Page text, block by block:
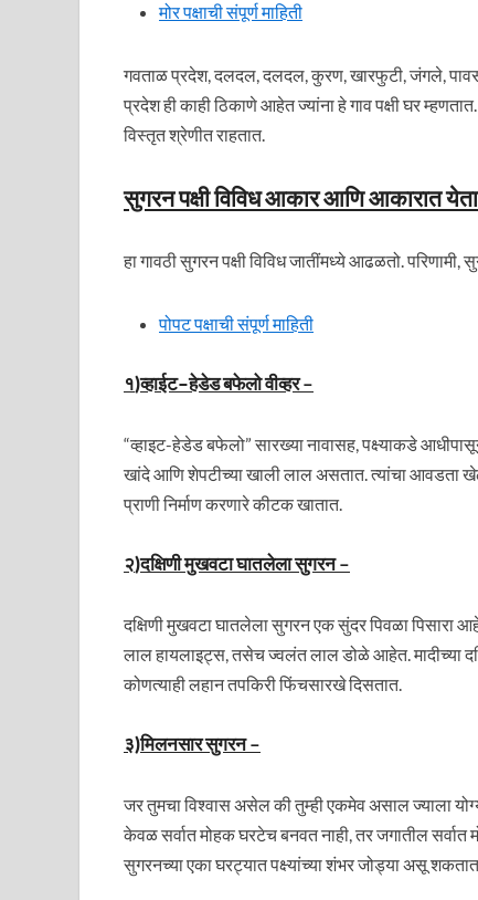
मोर पक्षाची संपूर्ण माहिती
गवताळ प्रदेश, दलदल, दलदल, कुरण, खारफुटी, जंगले,
प्रदेश ही काही ठिकाणे आहेत ज्यांना हे गाव पक्षी घर
विस्तृत श्रेणीत राहतात.
सुगरन पक्षी विविध आकार आणि आकारात
हा गावठी सुगरन पक्षी विविध जातींमध्ये आढळतो.
पोपट पक्षाची संपूर्ण माहिती
१)व्हाईट–हेडेड बफेलो वीव्हर–
“व्हाइट-हेडेड बफेलो” सारख्या नावासह, पक्ष्याकडे
खांदे आणि शेपटीच्या खाली लाल असतात. त्यांचा आवडता
प्राणी निर्माण करणारे कीटक खातात.
२)दक्षिणी मुखवटा घातलेला सुगरन–
दक्षिणी मुखवटा घातलेला सुगरन एक सुंदर पिवळा पिसारा
लाल हायलाइट्स, तसेच ज्वलंत लाल डोळे आहेत. मादीच्या
कोणत्याही लहान तपकिरी फिंचसारखे दिसतात.
३)मिलनसार सुगरन–
जर तुमचा विश्वास असेल की तुम्ही एकमेव असाल ज्याला
केवळ सर्वात मोहक घरटेच बनवत नाही, तर जगातील
सुगरनच्या एका घरट्यात पक्ष्यांच्या शंभर जोड्या असू